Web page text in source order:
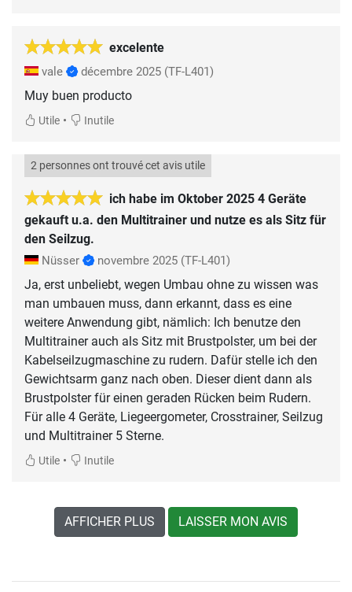
excelente
vale décembre 2025 (TF-L401)
Utile • Inutile
ich habe im Oktober 2025 4 Geräte
gekauft u.a. den Multitrainer und nutze es als Sitz für
den Seilzug.
2 personnes ont trouvé cet avis utile
Nüsser novembre 2025 (TF-L401)
Ja, erst unbeliebt, wegen Umbau ohne zu wissen was
man umbauen muss, dann erkannt, dass es eine
weitere Anwendung gibt, nämlich: Ich benutze den
Multitrainer auch als Sitz mit Brustpolster, um bei der
Kabelseilzugmaschine zu rudern. Dafür stelle ich den
Gewichtsarm ganz nach oben. Dieser dient dann als
Brustpolster für einen geraden Rücken beim Rudern.
Für alle 4 Geräte, Liegeergometer, Crosstrainer, Seilzug
Utile • Inutile
AFFICHER PLUS LAISSER MON AVIS